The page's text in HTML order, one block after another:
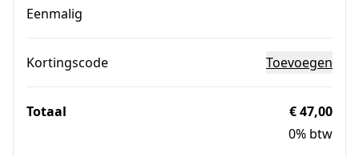
Eenmalig
Kortingscode Toevoegen
Totaal
€ 47,00
0% btw